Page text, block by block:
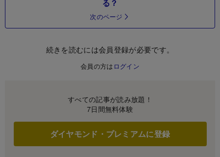
る？
次のページ
続きを読むには会員登録が必要です。
会員の方は ログイン
すべての記事が読み放題！
7日間無料体験
ダイヤモンド・プレミアムに登録